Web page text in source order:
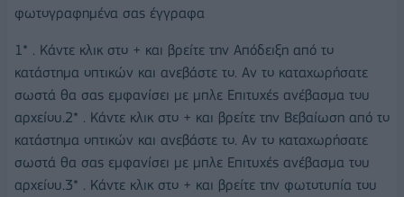
φωτογραφημένα σας έγγραφα
1* . Κάντε κλικ στο + και βρείτε την Απόδειξη από το
κατάστημα οπτικών και ανεβάστε το. Αν το καταχωρήσατε
σωστά θα σας εμφανίσει με μπλε Επιτυχές ανέβασμα του
αρχείου.2* . Κάντε κλικ στο + και βρείτε την Βεβαίωση από το
κατάστημα οπτικών και ανεβάστε το. Αν το καταχωρήσατε
σωστά θα σας εμφανίσει με μπλε Επιτυχές ανέβασμα του
αρχείου.3* . Κάντε κλικ στο + και βρείτε την φωτοτυπία του